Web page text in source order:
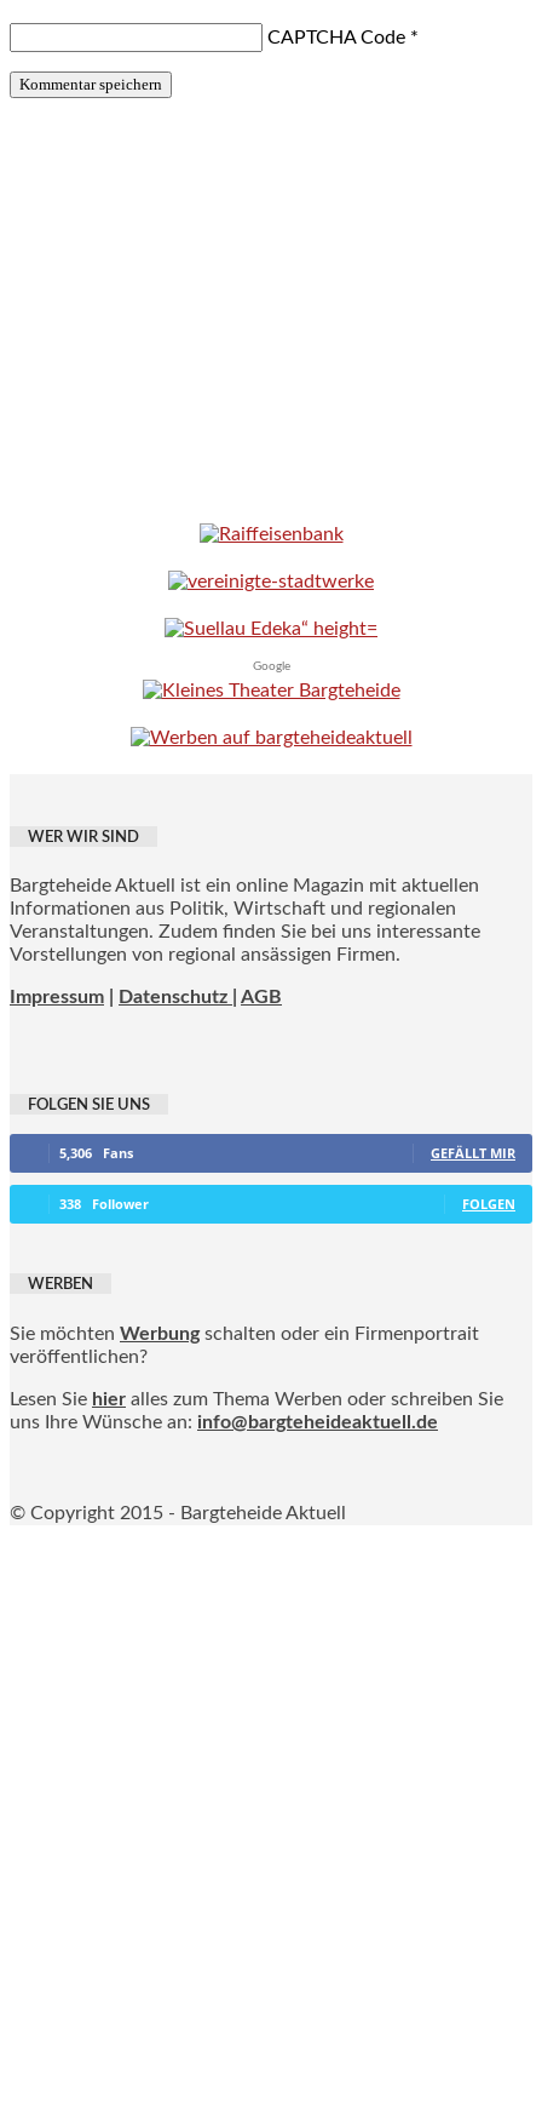
CAPTCHA Code *
Google
WER WIR SIND
Bargteheide Aktuell ist ein online Magazin mit aktuellen
Informationen aus Politik, Wirtschaft und regionalen
Veranstaltungen. Zudem finden Sie bei uns interessante
Vorstellungen von regional ansässigen Firmen.
Impressum Datenschutz | AGB
FOLGEN SIE UNS
5,306 Fans GEFÄLLT MIR
338 Follower FOLGEN
WERBEN
Sie möchten Werbung schalten oder ein Firmenportrait
veröffentlichen?
Lesen Sie hier alles zum Thema Werben oder schreiben Sie
uns Ihre Wünsche an: info@bargteheideaktuell.de
© Copyright 2015 - Bargteheide Aktuell